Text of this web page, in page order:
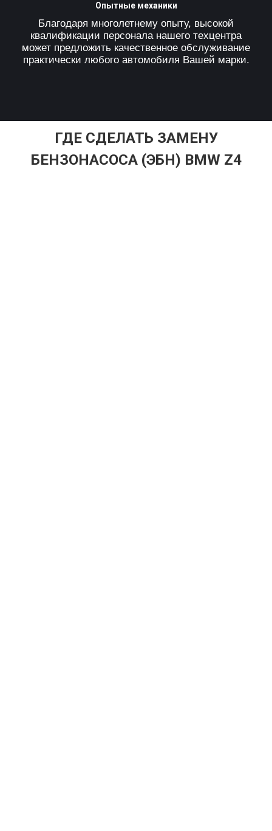
Опытные механики
Благодаря многолетнему опыту, высокой
квалификации персонала нашего техцентра
может предложить качественное обслуживание
практически любого автомобиля Вашей марки.
ГДЕ СДЕЛАТЬ ЗАМЕНУ
БЕНЗОНАСОСА (ЭБН) BMW Z4